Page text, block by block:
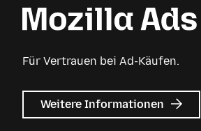
Für Vertrauen bei Ad-Käufen.
Weitere Informationen zu
Mozilla